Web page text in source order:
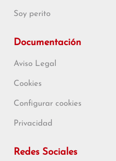
Soy perito
Documentación
Aviso Legal
Cookies
Configurar cookies
Privacidad
Redes Sociales